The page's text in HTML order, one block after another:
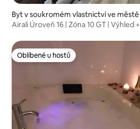
Byt v soukromém vlastnictví ve
mala City
Airali Úroveň 16 | Zóna 10 GT | Výhled
Oblíbené u hostů
Oblíbené u hostů